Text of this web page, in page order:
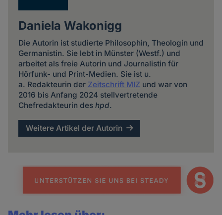
Daniela Wakonigg
Die Autorin ist studierte Philosophin, Theologin und
Germanistin. Sie lebt in Münster (Westf.) und
arbeitet als freie Autorin und Journalistin für
Hörfunk- und Print-Medien. Sie ist u.
a. Redakteurin der Zeitschrift MIZ und war von
2016 bis Anfang 2024 stellvertretende
Chefredakteurin des hpd.
Weitere Artikel der Autorin